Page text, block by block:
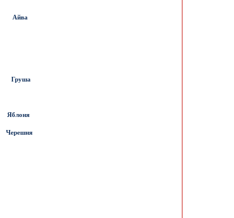
Айва
Груша
Яблоня
Черешня